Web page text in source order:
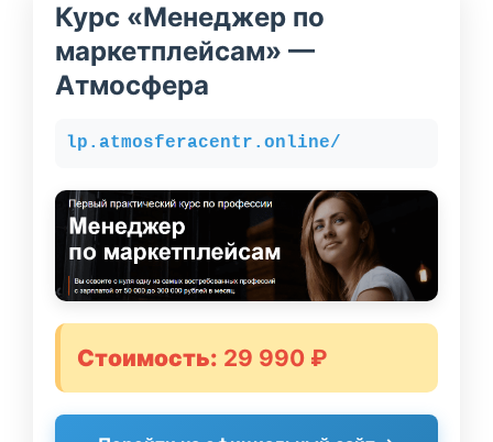
Курс «Менеджер по
маркетплейсам» —
Атмосфера
lp.atmosferacentr.online/
Стоимость: 29 990 ₽